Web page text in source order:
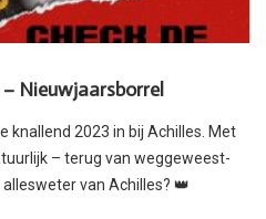
Nieuwjaarsborrel
knallend 2023 in bij Achilles. Met
– terug van weggeweest-
van Achilles? 👑